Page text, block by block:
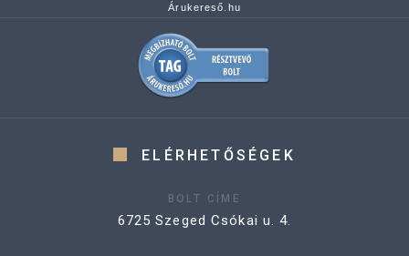
Árukereső.hu
ELÉRHETŐSÉGEK
BOLT CÍME
6725 Szeged Csókai u. 4.